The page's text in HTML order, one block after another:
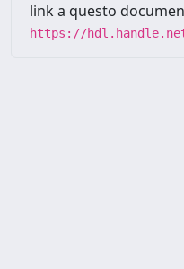
link a questo
https://